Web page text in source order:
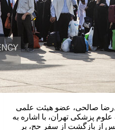
صالحی، عضو هیئت علمی
پزشکی تهران، با اشاره به
از بازگشت از سفر حج، بر